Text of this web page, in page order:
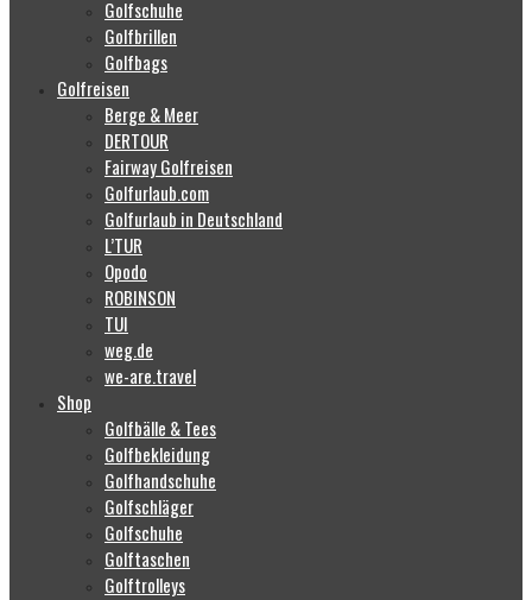
Golfschuhe
Golfbrillen
Golfbags
Golfreisen
Berge & Meer
DERTOUR
Fairway Golfreisen
Golfurlaub.com
Golfurlaub in Deutschland
L’TUR
Opodo
ROBINSON
TUI
weg.de
we-are.travel
Shop
Golfbälle & Tees
Golfbekleidung
Golfhandschuhe
Golfschläger
Golfschuhe
Golftaschen
Golftrolleys